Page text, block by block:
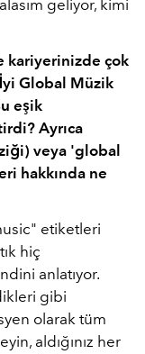
geliyor, kimi
kariyerinizde çok
Global Müzik
eşik
Ayrıca
veya 'global
hakkında ne
etiketleri
hiç
anlatıyor.
gibi
olarak tüm
aldığınız her